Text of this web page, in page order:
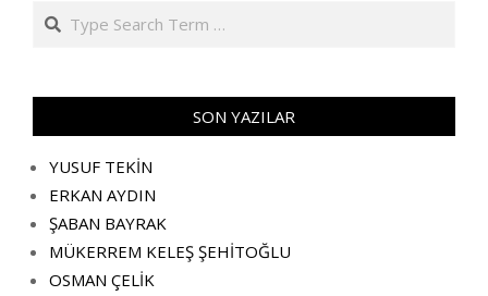
Search
SON YAZILAR
YUSUF TEKİN
ERKAN AYDIN
ŞABAN BAYRAK
MÜKERREM KELEŞ ŞEHİTOĞLU
OSMAN ÇELİK